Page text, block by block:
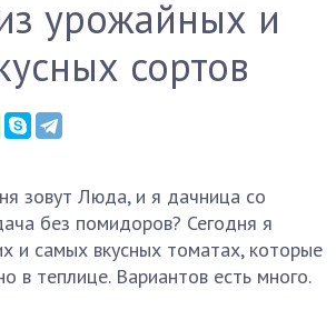
урожайных и
сортов
зовут Люда, и я дачница со
без помидоров? Сегодня я
и самых вкусных томатах, которые
в теплице. Вариантов есть много.